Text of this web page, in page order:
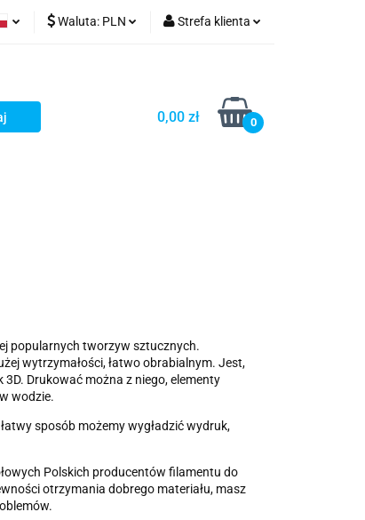
Waluta: PLN Strefa klienta
Zarejestruj się
Dodaj zgłoszenie
0,00 zł 0
popularnych tworzyw sztucznych.
wytrzymałości, łatwo obrabialnym. Jest,
Drukować można z niego, elementy
wodzie.
sposób możemy wygładzić wydruk,
Polskich producentów filamentu do
otrzymania dobrego materiału, masz